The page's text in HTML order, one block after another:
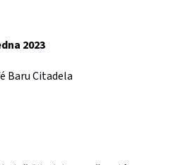
2023
Baru Citadela